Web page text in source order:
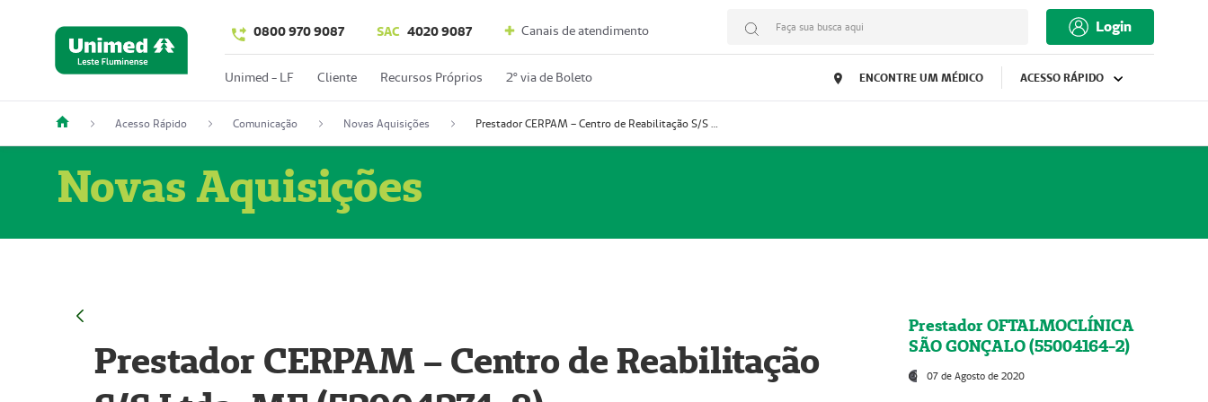
0800 970 9087 SAC 4020 9087 Canais de atendimento Faça sua busca aqui Login
Unimed - LF Cliente Recursos Próprios 2º via de Boleto ENCONTRE UM MÉDICO ACESSO RÁPIDO
Acesso Rápido Comunicação Novas Aquisições Prestador CERPAM – Centro de Reabilitação S/S Ltda-ME (52004274-8)
Novas Aquisições
Prestador CERPAM – Centro de Reabilitação
Prestador OFTALMOCLÍNICA
SÃO GONÇALO (55004164-2)
07 de Agosto de 2020